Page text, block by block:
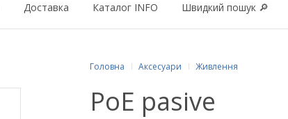
Доставка Каталог INFO Швидкий пошук 🔎
Головна Аксесуари Живлення
PoE pasive